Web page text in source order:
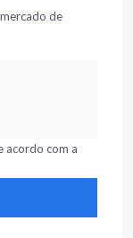
de
acordo com a